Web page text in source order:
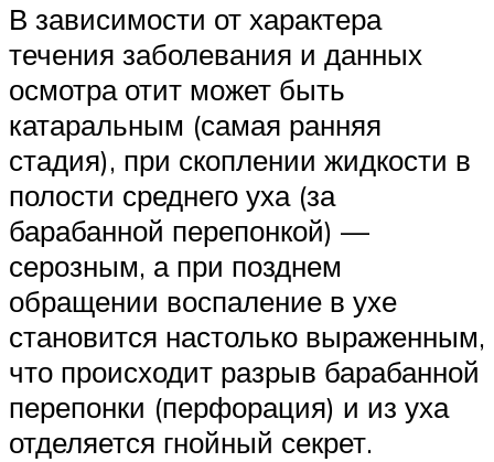
В зависимости от характера
течения заболевания и данных
осмотра отит может быть
катаральным (самая ранняя
стадия), при скоплении жидкости в
полости среднего уха (за
барабанной перепонкой) —
серозным, а при позднем
обращении воспаление в ухе
становится настолько выраженным,
что происходит разрыв барабанной
перепонки (перфорация) и из уха
отделяется гнойный секрет.